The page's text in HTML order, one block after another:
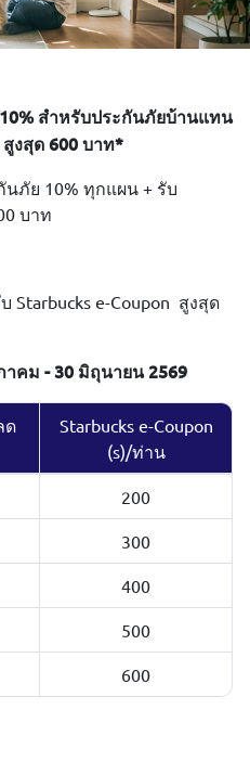
สำหรับประกันภัยบ้านแทน
งสุด 600 บาท*
ภัย 10% ทุกแผน + รับ
บาท
Starbucks e-Coupon สูงสุด
าคม - 30 มิถุนายน 2569
ด
Starbucks e-Coupon
(s)/ท่าน
200
300
400
500
600